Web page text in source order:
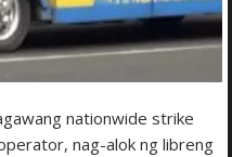
nationwide strike
nag-alok ng libreng